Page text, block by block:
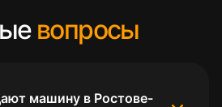
вопросы
машину в Ростове-